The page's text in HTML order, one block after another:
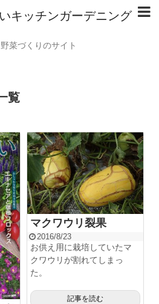
キッチンガーデニング
菜づくりのサイト
覧
マクワウリ裂果
2016/8/23
お供え用に栽培していたマ
クワウリが割れてしまっ
た。
記事を読む